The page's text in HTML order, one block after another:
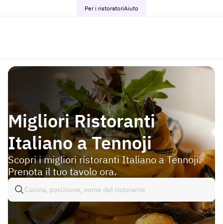
Per i ristoratoriAiuto
Migliori Ristoranti
Italiano a Tennoji
Scopri i migliori ristoranti Italiano a Tennoji.
Prenota il tuo tavolo ora.